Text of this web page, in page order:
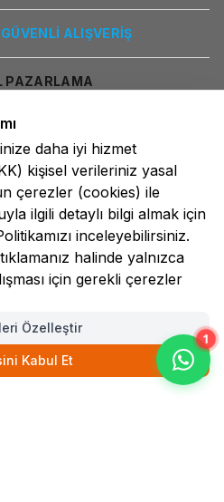
1
ALIŞVERİŞ
PAZARLAMA
daha iyi hizmet
kişisel verileriniz yasal
çerezler (cookies) ile
ilgili detaylı bilgi almak için
inceleyebilirsiniz.
halinde yalnızca
için gerekli çerezler
Özelleştir
Kabul Et